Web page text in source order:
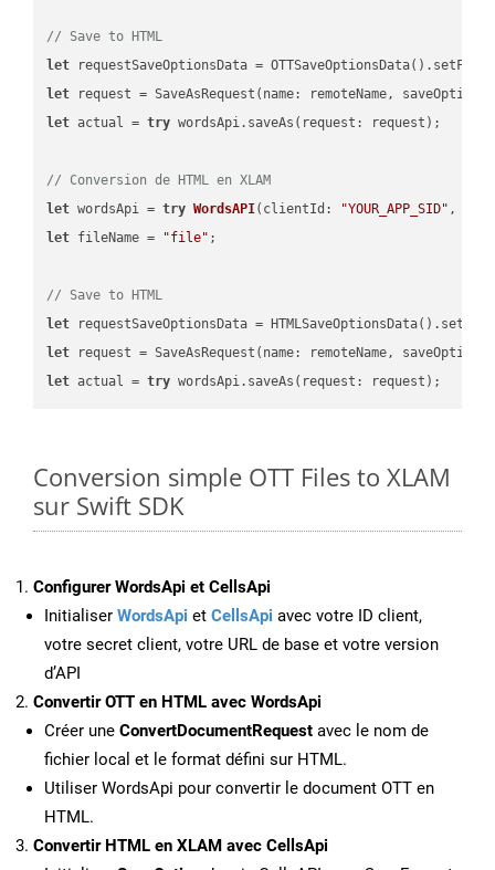
// Save to HTML
let requestSaveOptionsData =
let request = SaveAsRequest(name: remoteName,
let actual = try wordsApi.saveAs(request: request);
// Conversion de HTML en XLAM
let wordsApi = try WordsAPI( clientId: "YOUR_APP_SID" ,
let fileName = "file" ;
// Save to HTML
let requestSaveOptionsData =
let request = SaveAsRequest(name: remoteName,
let actual = try
Conversion simple OTT Files to XLAM
sur Swift SDK
Configurer WordsApi et CellsApi
Initialiser WordsApi et CellsApi avec votre ID client,
votre secret client, votre URL de base et votre version
d’API
Convertir OTT en HTML avec WordsApi
Créer une ConvertDocumentRequest avec le nom de
fichier local et le format défini sur HTML.
Utiliser WordsApi pour convertir le document OTT en
HTML.
Convertir HTML en XLAM avec CellsApi